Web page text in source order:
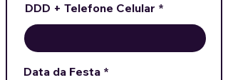
DDD + Telefone Celular
Data da Festa *